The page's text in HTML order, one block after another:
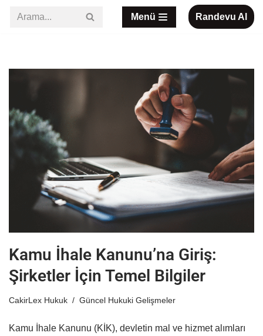
Menü Randevu Al
Kamu İhale Kanunu’na Giriş:
Şirketler İçin Temel Bilgiler
CakirLex Hukuk Güncel Hukuki Gelişmeler
Kamu İhale Kanunu (KİK), devletin mal ve hizmet alımları